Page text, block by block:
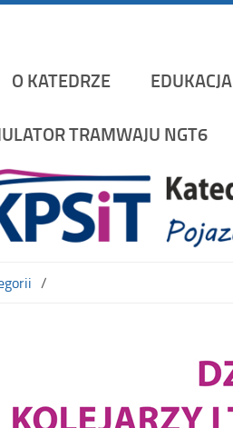
O KATEDRZE EDUKACJA
TRAMWAJU NGT6